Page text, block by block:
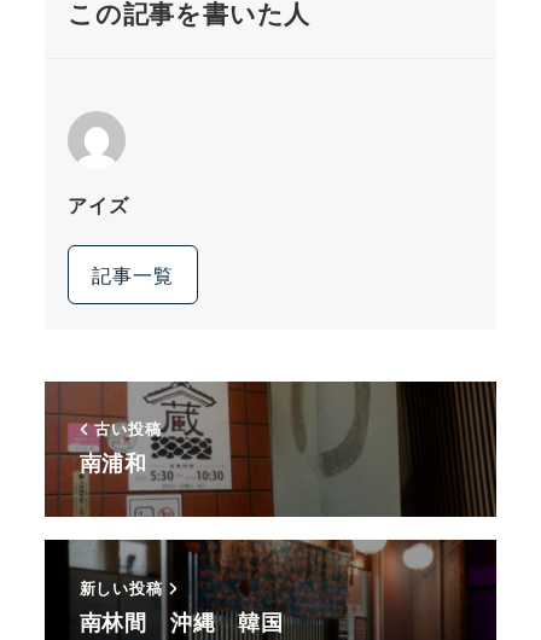
この記事を書いた人
アイズ
記事一覧
古い投稿
南浦和
新しい投稿
南林間 沖縄 韓国